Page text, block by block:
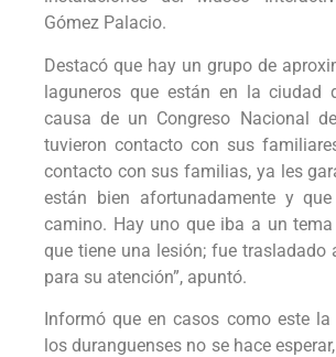
Gómez Palacio.
Destacó que hay un grupo de
laguneros que están en la ciudad
causa de un Congreso Nacional
tuvieron contacto con sus
contacto con sus familias, ya les
están bien afortunadamente y
camino. Hay uno que iba a un
que tiene una lesión; fue trasladado
para su atención”, apuntó.
Informó que en casos como este
los duranguenses no se hace